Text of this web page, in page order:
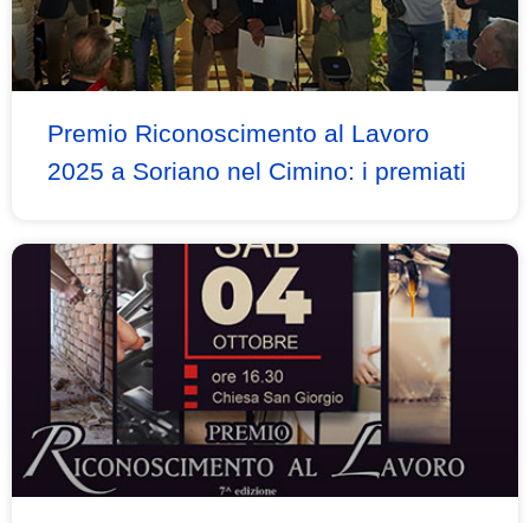
Premio Riconoscimento al Lavoro
2025 a Soriano nel Cimino: i premiati